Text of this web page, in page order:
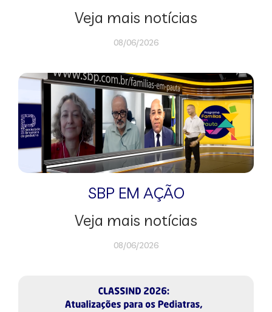
Veja mais notícias
08/06/2026
SBP EM AÇÃO
Veja mais notícias
08/06/2026